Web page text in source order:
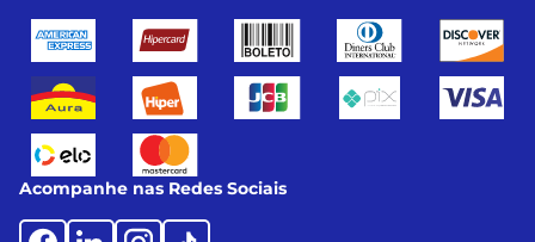
Acompanhe nas Redes Sociais